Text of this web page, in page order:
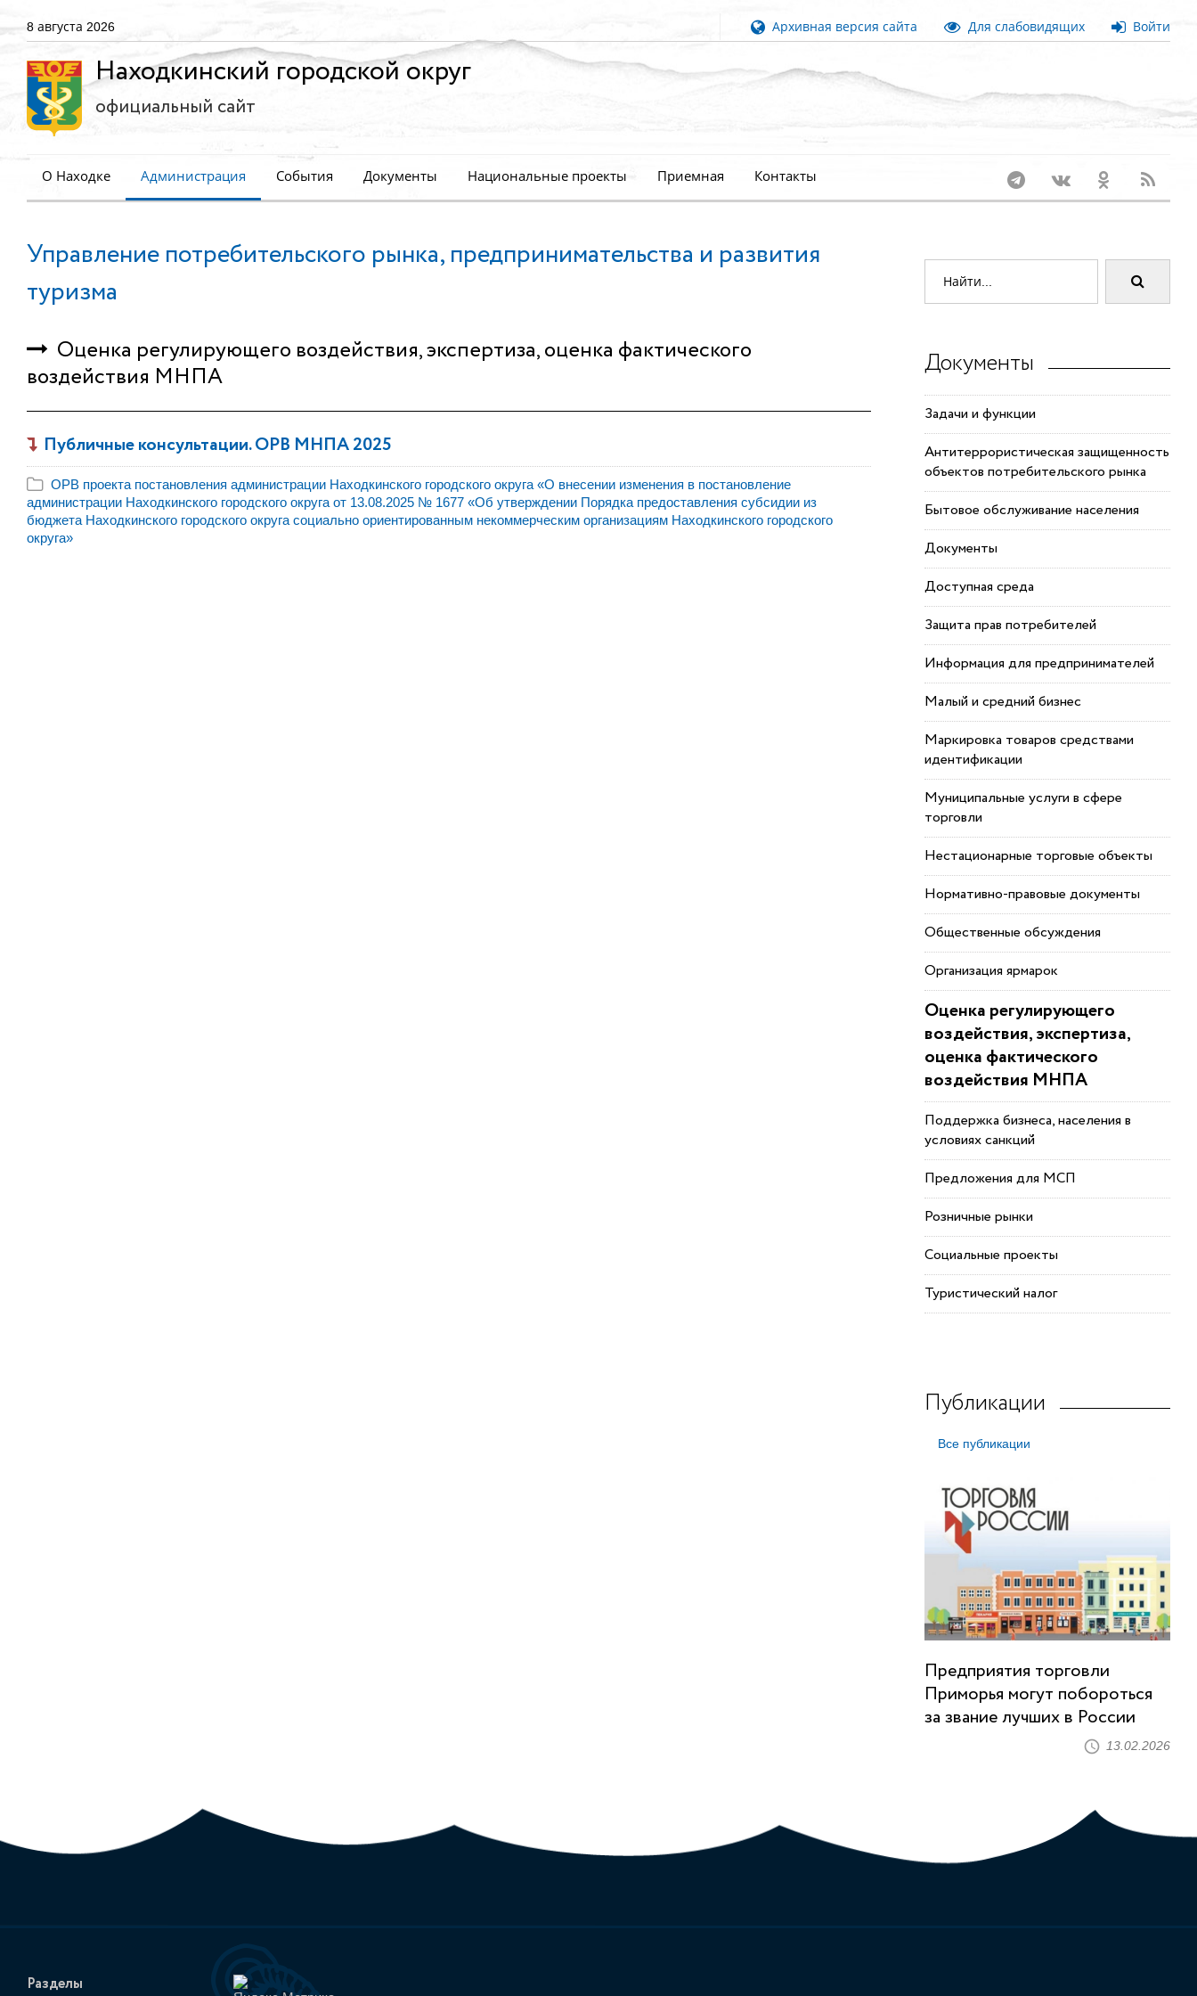
8 августа 2026 Архивная версия сайта Для слабовидящих Войти
Находкинский городской округ
официальный сайт
О Находке Администрация События Документы Национальные проекты Приемная Контакты
Управление потребительского рынка, предпринимательства и развития
туризма
Оценка регулирующего воздействия, экспертиза, оценка фактического
воздействия МНПА
Публичные консультации. ОРВ МНПА 2025
ОРВ проекта постановления администрации Находкинского городского округа «О внесении изменения в постановление
администрации Находкинского городского округа от 13.08.2025 № 1677 «Об утверждении Порядка предоставления субсидии из
бюджета Находкинского городского округа социально ориентированным некоммерческим организациям Находкинского городского
округа»
Документы
Задачи и функции
Антитеррористическая защищенность
объектов потребительского рынка
Бытовое обслуживание населения
Документы
Доступная среда
Защита прав потребителей
Информация для предпринимателей
Малый и средний бизнес
Маркировка товаров средствами
идентификации
Муниципальные услуги в сфере
торговли
Нестационарные торговые объекты
Нормативно-правовые документы
Общественные обсуждения
Организация ярмарок
Оценка регулирующего
воздействия, экспертиза,
оценка фактического
воздействия МНПА
Поддержка бизнеса, населения в
условиях санкций
Предложения для МСП
Розничные рынки
Социальные проекты
Туристический налог
Публикации
Все публикации
Предприятия торговли
Приморья могут побороться
за звание лучших в России
13.02.2026
Разделы